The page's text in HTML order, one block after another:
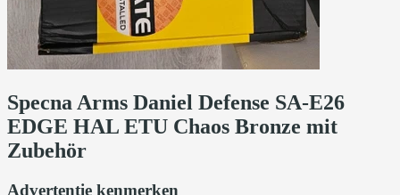
Specna Arms Daniel Defense SA-E26
EDGE HAL ETU Chaos Bronze mit
Zubehör
Advertentie kenmerken